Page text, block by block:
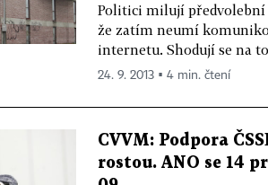
Politici milují
že zatím neumí
internetu. Shodují se na
24. 9. 2013 ▪ 4 min. čtení
CVVM: Podpora
rostou. ANO se 14